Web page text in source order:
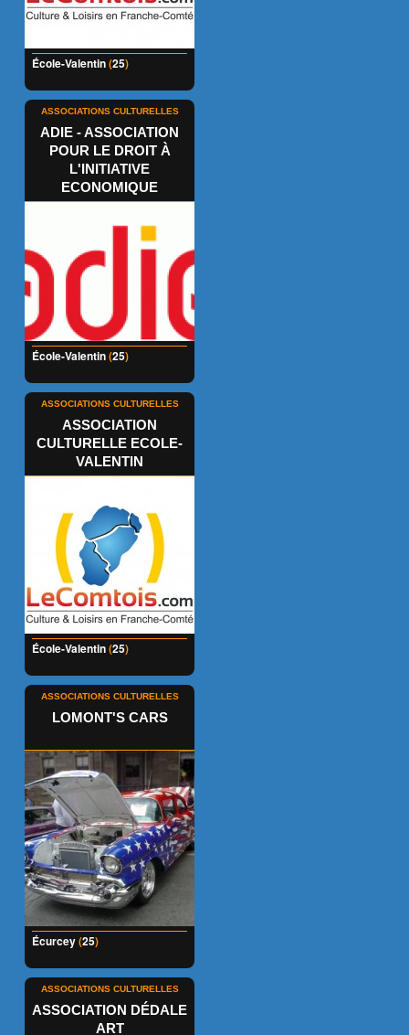
École-Valentin(25)
ASSOCIATIONS CULTURELLES
ADIE - ASSOCIATION
POUR LE DROIT À
L'INITIATIVE
ECONOMIQUE
École-Valentin(25)
ASSOCIATIONS CULTURELLES
ASSOCIATION
CULTURELLE ECOLE-
VALENTIN
École-Valentin(25)
ASSOCIATIONS CULTURELLES
LOMONT'S CARS
Écurcey(25)
ASSOCIATIONS CULTURELLES
ASSOCIATION DÉDALE
ART